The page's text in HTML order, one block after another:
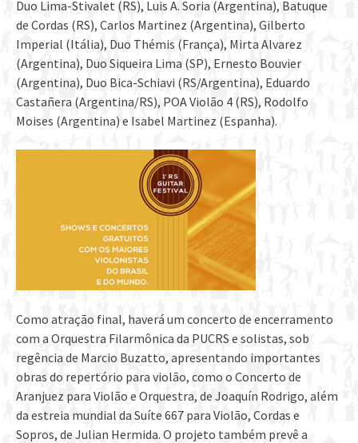
Duo Lima-Stivalet (RS), Luis A. Soria (Argentina), Batuque
de Cordas (RS), Carlos Martinez (Argentina), Gilberto
Imperial (Itália), Duo Thémis (França), Mirta Alvarez
(Argentina), Duo Siqueira Lima (SP), Ernesto Bouvier
(Argentina), Duo Bica-Schiavi (RS/Argentina), Eduardo
Castañera (Argentina/RS), POA Violão 4 (RS), Rodolfo
Moises (Argentina) e Isabel Martinez (Espanha).
Como atração final, haverá um concerto de encerramento
com a Orquestra Filarmônica da PUCRS e solistas, sob
regência de Marcio Buzatto, apresentando importantes
obras do repertório para violão, como o Concerto de
Aranjuez para Violão e Orquestra, de Joaquín Rodrigo, além
da estreia mundial da Suíte 667 para Violão, Cordas e
Sopros, de Julian Hermida. O projeto também prevê a